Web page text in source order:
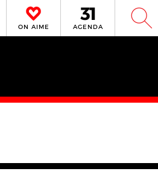
ON AIME AGENDA W